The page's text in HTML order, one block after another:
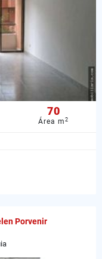
70
Área m2
Porvenir